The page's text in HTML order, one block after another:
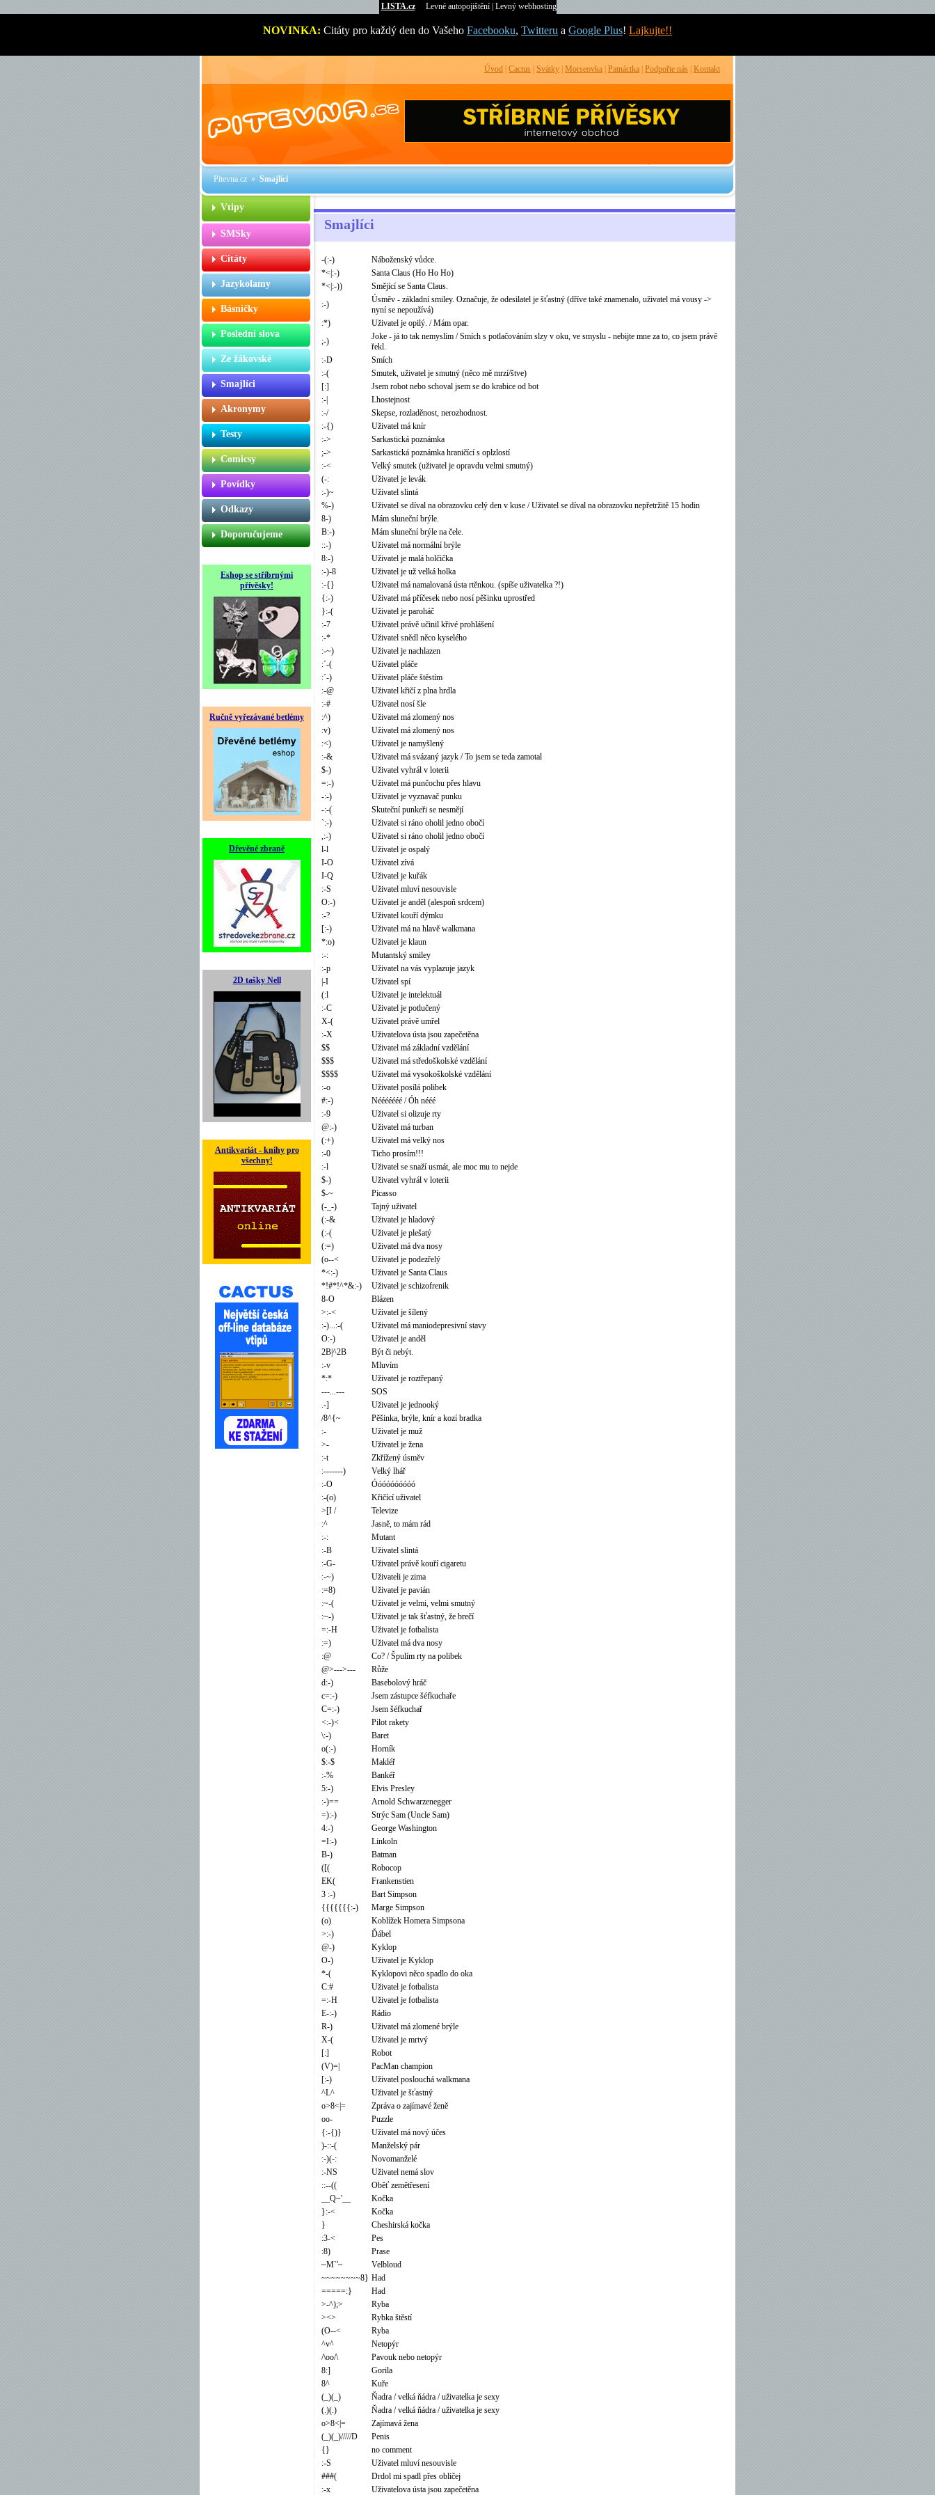
LISTA.cz Levné autopojištění| Levný webhosting
NOVINKA: Citáty pro každý den do Vašeho Facebooku, Twitteru a Google Plus! Lajkujte!!
Úvod Cactus Svátky Morseovka Patnáctka Podpořte nás Kontakt
Pitevna.cz»Smajlíci
Vtipy
SMSky
Citáty
Jazykolamy
Básničky
Poslední slova
Ze žákovské
Smajlíci
Akronymy
Testy
Comicsy
Povídky
Odkazy
Doporučujeme
Eshop se stříbrnými
přívěsky!
Ručně vyřezávané betlémy
Dřevěné zbraně
2D tašky Nell
Antikvariát - knihy pro
všechny!
Smajlíci
-(:-)
Náboženský vůdce.
*<|:-)
Santa Claus (Ho Ho Ho)
*<|:-))
Smějící se Santa Claus.
:-)
Úsměv - základní smiley. Označuje, že odesilatel je šťastný (dříve také znamenalo, uživatel má vousy ->
nyní se nepoužívá)
:*)
Uživatel je opilý. / Mám opar.
;-)
Joke - já to tak nemyslím / Smích s potlačováním slzy v oku, ve smyslu - nebijte mne za to, co jsem právě
řekl.
:-D
Smích
:-(
Smutek, uživatel je smutný (něco mě mrzí/štve)
[:]
Jsem robot nebo schoval jsem se do krabice od bot
:-|
Lhostejnost
:-/
Skepse, rozladěnost, nerozhodnost.
:-{)
Uživatel má knír
:->
Sarkastická poznámka
;->
Sarkastická poznámka hraničící s oplzlostí
:-<
Velký smutek (uživatel je opravdu velmi smutný)
(-:
Uživatel je levák
:-)~
Uživatel slintá
%-)
Uživatel se díval na obrazovku celý den v kuse / Uživatel se díval na obrazovku nepřetržitě 15 hodin
8-)
Mám sluneční brýle.
B:-)
Mám sluneční brýle na čele.
::-)
Uživatel má normální brýle
8:-)
Uživatel je malá holčička
:-)-8
Uživatel je už velká holka
:-{}
Uživatel má namalovaná ústa rtěnkou. (spíše uživatelka ?!)
{:-)
Uživatel má příčesek nebo nosí pěšinku uprostřed
}:-(
Uživatel je paroháč
:-7
Uživatel právě učinil křivé prohlášení
:-*
Uživatel snědl něco kyselého
:-~)
Uživatel je nachlazen
:´-(
Uživatel pláče
:´-)
Uživatel pláče štěstím
:-@
Uživatel křičí z plna hrdla
:-#
Uživatel nosí šle
:^)
Uživatel má zlomený nos
:v)
Uživatel má zlomený nos
:<)
Uživatel je namyšlený
:-&
Uživatel má svázaný jazyk / To jsem se teda zamotal
$-)
Uživatel vyhrál v loterii
=:-)
Uživatel má punčochu přes hlavu
-:-)
Uživatel je vyznavač punku
-:-(
Skuteční punkeři se nesmějí
`:-)
Uživatel si ráno oholil jedno obočí
,:-)
Uživatel si ráno oholil jedno obočí
l-l
Uživatel je ospalý
I-O
Uživatel zívá
I-Q
Uživatel je kuřák
:-S
Uživatel mluví nesouvisle
O:-)
Uživatel je anděl (alespoň srdcem)
:-?
Uživatel kouří dýmku
[:-)
Uživatel má na hlavě walkmana
*:o)
Uživatel je klaun
:-:
Mutantský smiley
:-p
Uživatel na vás vyplazuje jazyk
|-I
Uživatel spí
(:l
Uživatel je intelektuál
:-C
Uživatel je potlučený
X-(
Uživatel právě umřel
:-X
Uživatelova ústa jsou zapečetěna
$$
Uživatel má základní vzdělání
$$$
Uživatel má středoškolské vzdělání
$$$$
Uživatel má vysokoškolské vzdělání
:-o
Uživatel posílá polibek
#:-)
Nééééééé / Óh nééé
:-9
Uživatel si olizuje rty
@:-)
Uživatel má turban
(:+)
Uživatel má velký nos
:-0
Ticho prosím!!!
:-l
Uživatel se snaží usmát, ale moc mu to nejde
$-)
Uživatel vyhrál v loterii
$-~
Picasso
(-_-)
Tajný uživatel
(:-&
Uživatel je hladový
(:-(
Uživatel je plešatý
(:=)
Uživatel má dva nosy
(o--<
Uživatel je podezřelý
*<:-)
Uživatel je Santa Claus
*!#*!^*&:-)
Uživatel je schizofrenik
8-O
Blázen
>:-<
Uživatel je šílený
:-)...:-(
Uživatel má maniodepresivní stavy
O:-)
Uživatel je anděl
2B|^2B
Být či nebýt.
:-v
Mluvím
*:*
Uživatel je roztřepaný
---...---
SOS
.-]
Uživatel je jednooký
/8^{~
Pěšinka, brýle, knír a kozí bradka
:-
Uživatel je muž
>-
Uživatel je žena
:-t
Zkřížený úsměv
:-------)
Velký lhář
:-O
Óóóóóóóóóó
:-(o)
Křičící uživatel
>[I /
Televize
:^
Jasně, to mám rád
:-:
Mutant
:-B
Uživatel slintá
:-G-
Uživatel právě kouří cigaretu
:-~)
Uživateli je zima
:=8)
Uživatel je pavián
:~-(
Uživatel je velmi, velmi smutný
:~-)
Uživatel je tak šťastný, že brečí
=:-H
Uživatel je fotbalista
:=)
Uživatel má dva nosy
:@
Co? / Špulím rty na polibek
@>--->---
Růže
d:-)
Basebolový hráč
c=:-)
Jsem zástupce šéfkuchaře
C=:-)
Jsem šéfkuchař
<:-)<
Pilot rakety
\:-)
Baret
o(:-)
Horník
$:-$
Makléř
:-%
Bankéř
5:-)
Elvis Presley
:-)==
Arnold Schwarzenegger
=):-)
Strýc Sam (Uncle Sam)
4:-)
George Washington
=I:-)
Linkoln
B-)
Batman
([(
Robocop
EK(
Frankenstien
3 :-)
Bart Simpson
{{{{{{{:-)
Marge Simpson
(o)
Koblížek Homera Simpsona
>:-)
Ďábel
@-)
Kyklop
O-)
Uživatel je Kyklop
*-(
Kyklopovi něco spadlo do oka
C:#
Uživatel je fotbalista
=:-H
Uživatel je fotbalista
E-:-)
Rádio
R-)
Uživatel má zlomené brýle
X-(
Uživatel je mrtvý
[:]
Robot
(V)=|
PacMan champion
[:-)
Uživatel poslouchá walkmana
^L^
Uživatel je šťastný
o>8<|=
Zpráva o zajímavé ženě
oo-
Puzzle
{:-{)}
Uživatel má nový účes
)-::-(
Manželský pár
:-)(-:
Novomanželé
:-NS
Uživatel nemá slov
::--((
Oběť zemětřesení
__Q~'__
Kočka
}:-<
Kočka
}
Cheshirská kočka
:3-<
Pes
:8)
Prase
~M`'~
Velbloud
~~~~~~~~8} Had
=====:}
Had
>-^);>
Ryba
><>
Rybka štěstí
(O--<
Ryba
^v^
Netopýr
/\oo/\
Pavouk nebo netopýr
8:]
Gorila
8^
Kuře
(_)(_)
Ňadra / velká ňádra / uživatelka je sexy
(.)(.)
Ňadra / velká ňádra / uživatelka je sexy
o>8<|=
Zajímavá žena
(_)(_)/////D
Penis
{}
no comment
:-S
Uživatel mluví nesouvisle
###(
Drdol mi spadl přes obličej
:-x
Uživatelova ústa jsou zapečetěna